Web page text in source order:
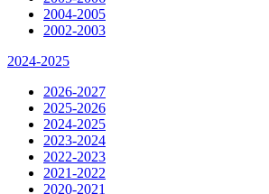
2004-2005
2002-2003
2024-2025
2026-2027
2025-2026
2024-2025
2023-2024
2022-2023
2021-2022
2020-2021